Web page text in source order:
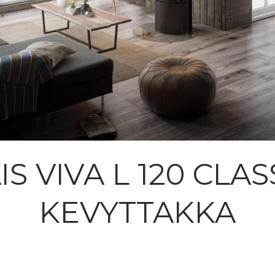
VIVA L 120
KEVYTTAKKA